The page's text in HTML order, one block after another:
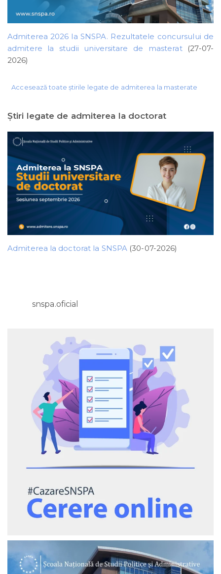
Admiterea 2026 la SNSPA. Rezultatele concursului de
admitere la studii universitare de masterat
(27-07-
2026)
Accesează toate știrile legate de admiterea la masterate
Ştiri legate de admiterea la doctorat
Admiterea la doctorat la SNSPA (30-07-2026)
snspa.oficial